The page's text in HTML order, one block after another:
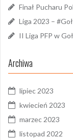
Finał Pucharu
Liga 2023 –
II Liga PFP w
Archiwa
lipiec 2023
kwiecień 2023
marzec 2023
listopad 2022